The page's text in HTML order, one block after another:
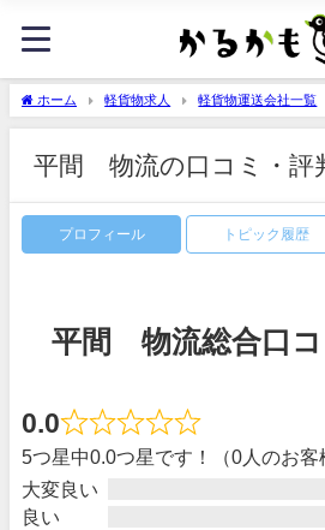
ホーム 軽貨物求人 軽貨物運送会社一覧
平間 物流の口コミ・評
プロフィール トピック履歴
平間 物流総合口コ
0.0
5つ星中0.0つ星です！（0人のお客
大変良い
良い